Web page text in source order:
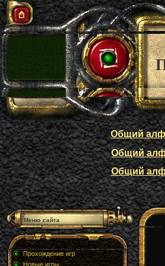
Общий
Общий
Общий
Меню сайта
Прохождение игр
Новые игры